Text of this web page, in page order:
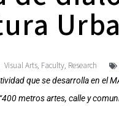
Visual Arts, Faculty, Research
que se desarrolla en el
metros artes, calle y